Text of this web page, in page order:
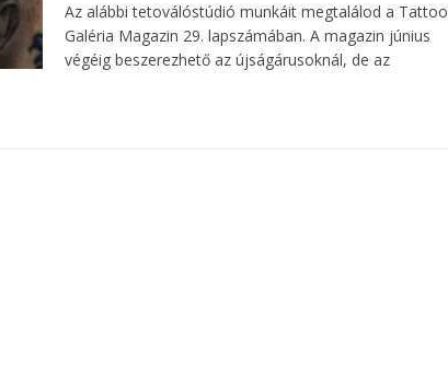
Az alábbi tetoválóstúdió munkáit megtalálod a Tattoo
Galéria Magazin 29. lapszámában. A magazin június
végéig beszerezhető az újságárusoknál, de az